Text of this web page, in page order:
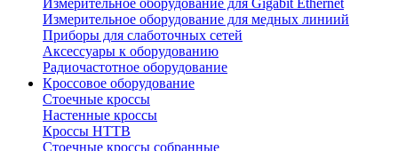
Измерительное оборудование для медных линиий
Приборы для слаботочных сетей
Аксессуары к оборудованию
Радиочастотное оборудование
Кроссовое оборудование
Стоечные кроссы
Настенные кроссы
Кроссы HTTB
Стоечные кроссы собранные